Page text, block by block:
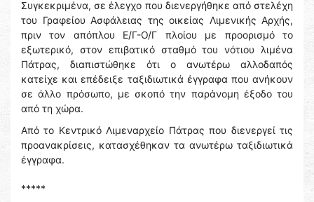
Συγκεκριμένα, σε έλεγχο που διενεργήθηκε από στελέχη
του Γραφείου Ασφάλειας της οικείας Λιμενικής Αρχής,
πριν τον απόπλου Ε/Γ-Ο/Γ πλοίου με προορισμό το
εξωτερικό, στον επιβατικό σταθμό του νότιου λιμένα
Πάτρας, διαπιστώθηκε ότι ο ανωτέρω αλλοδαπός
κατείχε και επέδειξε ταξιδιωτικά έγγραφα που ανήκουν
σε άλλο πρόσωπο, με σκοπό την παράνομη έξοδο του
από τη χώρα.
Από το Κεντρικό Λιμεναρχείο Πάτρας που διενεργεί τις
προανακρίσεις, κατασχέθηκαν τα ανωτέρω ταξιδιωτικά
έγγραφα.
*****